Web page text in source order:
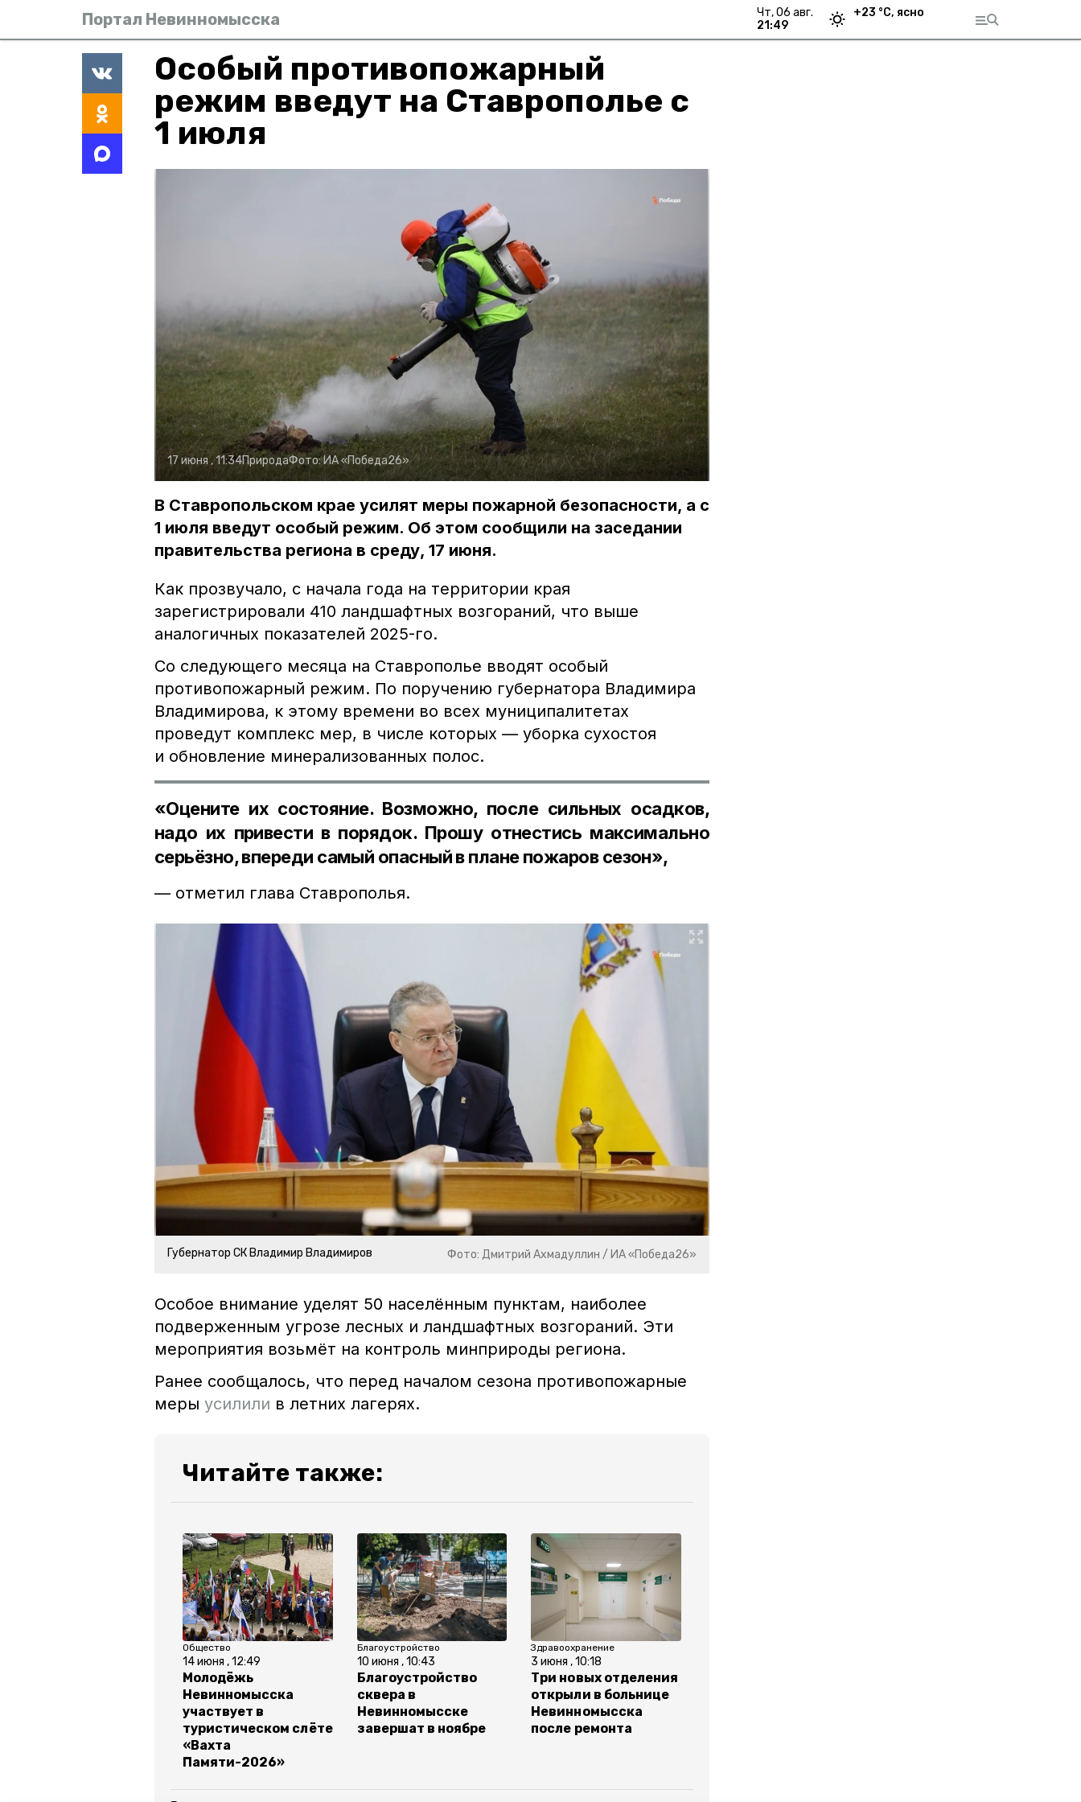
Портал Невинномысска
чт, 06 авг.
21:49
+23 °С, ясно
Особый противопожарный
режим введут на Ставрополье с
1 июля
17 июня , 11:34ПриродаФото:ИА «Победа26»
В Ставропольском крае усилят меры пожарной безопасности, а с
1 июля введут особый режим. Об этом сообщили на заседании
правительства региона в среду, 17 июня.
Как прозвучало, с начала года на территории края
зарегистрировали 410 ландшафтных возгораний, что выше
аналогичных показателей 2025-го.
Со следующего месяца на Ставрополье вводят особый
противопожарный режим. По поручению губернатора Владимира
Владимирова, к этому времени во всех муниципалитетах
проведут комплекс мер, в числе которых — уборка сухостоя
и обновление минерализованных полос.
«Оцените их состояние. Возможно, после сильных осадков,
надо их привести в порядок. Прошу отнестись максимально
серьёзно, впереди самый опасный в плане пожаров сезон»,
— отметил глава Ставрополья.
Губернатор СК Владимир Владимиров Фото: Дмитрий Ахмадуллин / ИА «Победа26»
Особое внимание уделят 50 населённым пунктам, наиболее
подверженным угрозе лесных и ландшафтных возгораний. Эти
мероприятия возьмёт на контроль минприроды региона.
Ранее сообщалось, что перед началом сезона противопожарные
меры усилили в летних лагерях.
Читайте также:
Общество
14 июня , 12:49
Молодёжь
Невинномысска
участвует в
туристическом слёте
«Вахта
Памяти-2026»
Благоустройство
10 июня , 10:43
Благоустройство
сквера в
Невинномысске
завершат в ноябре
Здравоохранение
3 июня , 10:18
Три новых отделения
открыли в больнице
Невинномысска
после ремонта